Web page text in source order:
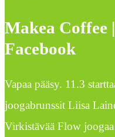
Makea Coffee
Facebook
Vapaa pääsy. 11.3
joogabrunssit Liisa
Virkistävää Flow